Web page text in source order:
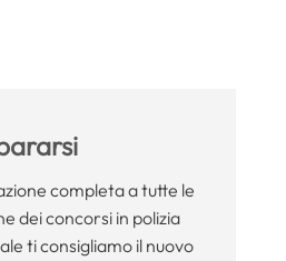
completa a tutte le
dei concorsi in polizia
ti consigliamo il nuovo